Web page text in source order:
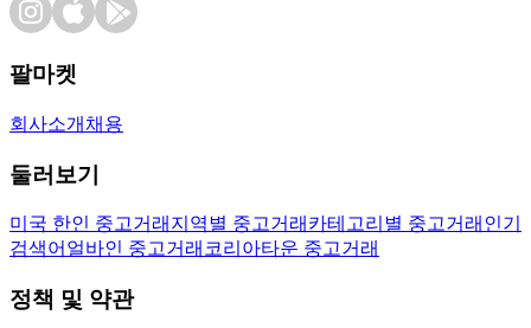
팔마켓
회사소개 채용
둘러보기
미국 한인 중고거래 지역별 중고거래 카테고리별 중고거래 인기
검색어 얼바인 중고거래 코리아타운 중고거래
정책 및 약관